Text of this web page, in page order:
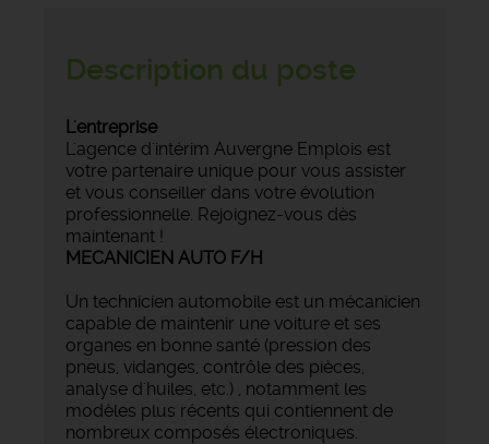
Description du poste
L'entreprise
L'agence d'intérim Auvergne Emplois est
votre partenaire unique pour vous assister
et vous conseiller dans votre évolution
professionnelle. Rejoignez-vous dès
maintenant !
MECANICIEN AUTO F/H
Un technicien automobile est un mécanicien
capable de maintenir une voiture et ses
organes en bonne santé (pression des
pneus, vidanges, contrôle des pièces,
analyse d'huiles, etc.) , notamment les
modèles plus récents qui contiennent de
nombreux composés électroniques.